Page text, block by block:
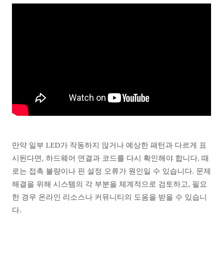
만약 일부 LED가 작동하지 않거나 예상한 패턴과 다르게 표
시된다면, 하드웨어 연결과 코드를 다시 확인해야 합니다. 때
로는 접촉 불량이나 핀 설정 오류가 원인일 수 있습니다. 문제
해결을 위해 시스템의 각 부분을 체계적으로 검토하고, 필요
한 경우 온라인 리소스나 커뮤니티의 도움을 받을 수 있습니
다.